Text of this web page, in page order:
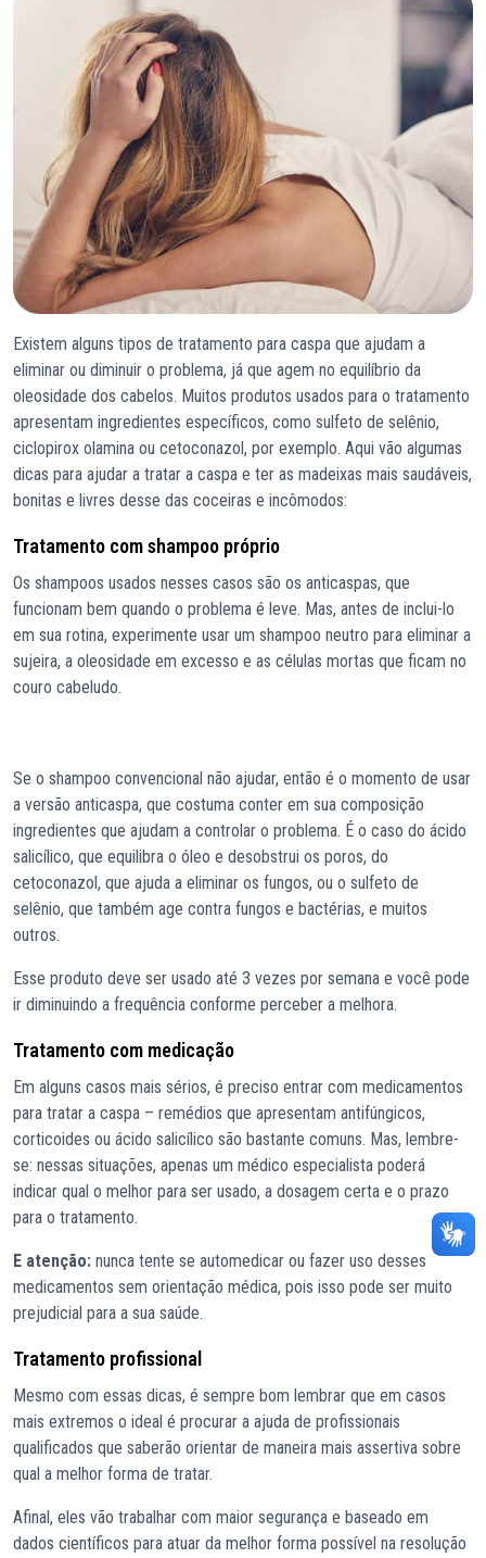
Existem alguns tipos de tratamento para caspa que ajudam a
eliminar ou diminuir o problema, já que agem no equilíbrio da
oleosidade dos cabelos. Muitos produtos usados para o tratamento
apresentam ingredientes específicos, como sulfeto de selênio,
ciclopirox olamina ou cetoconazol, por exemplo. Aqui vão algumas
dicas para ajudar a tratar a caspa e ter as madeixas mais saudáveis,
bonitas e livres desse das coceiras e incômodos:
Tratamento com shampoo próprio
Os shampoos usados nesses casos são os anticaspas, que
funcionam bem quando o problema é leve. Mas, antes de inclui-lo
em sua rotina, experimente usar um shampoo neutro para eliminar a
sujeira, a oleosidade em excesso e as células mortas que ficam no
couro cabeludo.
Se o shampoo convencional não ajudar, então é o momento de usar
a versão anticaspa, que costuma conter em sua composição
ingredientes que ajudam a controlar o problema. É o caso do ácido
salicílico, que equilibra o óleo e desobstrui os poros, do
cetoconazol, que ajuda a eliminar os fungos, ou o sulfeto de
selênio, que também age contra fungos e bactérias, e muitos
outros.
Esse produto deve ser usado até 3 vezes por semana e você pode
ir diminuindo a frequência conforme perceber a melhora.
Tratamento com medicação
Em alguns casos mais sérios, é preciso entrar com medicamentos
para tratar a caspa – remédios que apresentam antifúngicos,
corticoides ou ácido salicílico são bastante comuns. Mas, lembre-
se: nessas situações, apenas um médico especialista poderá
indicar qual o melhor para ser usado, a dosagem certa e o prazo
para o tratamento.
E atenção: nunca tente se automedicar ou fazer uso desses
medicamentos sem orientação médica, pois isso pode ser muito
prejudicial para a sua saúde.
Tratamento profissional
Mesmo com essas dicas, é sempre bom lembrar que em casos
mais extremos o ideal é procurar a ajuda de profissionais
qualificados que saberão orientar de maneira mais assertiva sobre
qual a melhor forma de tratar.
Afinal, eles vão trabalhar com maior segurança e baseado em
dados científicos para atuar da melhor forma possível na resolução